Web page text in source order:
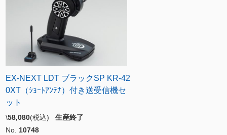
EX-NEXT LDT ブラックSP KR-42
0XT（ｼｮｰﾄｱﾝﾃﾅ）付き送受信機セ
ット
\58,080(税込) 生産終了
No. 10748